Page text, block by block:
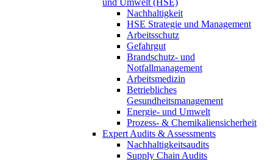
Nachhaltigkeit
HSE Strategie und Management
Arbeitsschutz
Gefahrgut
Brandschutz- und
Notfallmanagement
Arbeitsmedizin
Betriebliches
Gesundheitsmanagement
Energie- und Umwelt
Prozess- & Chemikaliensicherheit
Expert Audits & Assessments
Nachhaltigkeitsaudits
Supply Chain Audits